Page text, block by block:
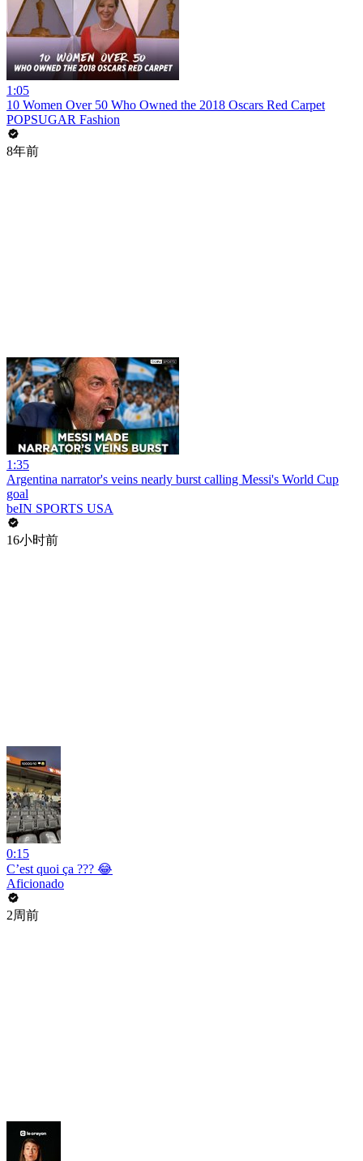
1:05
10 Women Over 50 Who Owned the 2018 Oscars Red Carpet
POPSUGAR Fashion
8年前
1:35
Argentina narrator's veins nearly burst calling Messi's World Cup
goal
beIN SPORTS USA
16小时前
0:15
C’est quoi ça ??? 😂
Aficionado
2周前